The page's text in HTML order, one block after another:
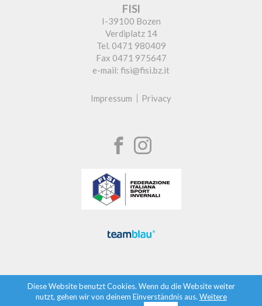
FISI
I-39100 Bozen
Verdiplatz 14
Tel. 0471 980409
Fax 0471 975647
e-mail: fisi@fisi.bz.it
Impressum Privacy
Diese Website benutzt Cookies. Wenn du die Website weiter
nutzt, gehen wir von deinem Einverständnis aus. Weitere